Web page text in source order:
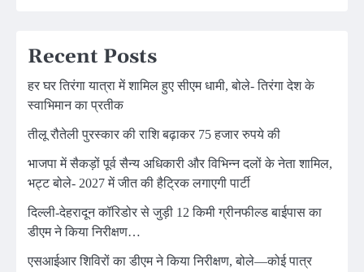
Recent Posts
हर घर तिरंगा यात्रा में शामिल हुए सीएम धामी, बोले- तिरंगा देश के
स्वाभिमान का प्रतीक
तीलू रौतेली पुरस्कार की राशि बढ़ाकर 75 हजार रुपये की
भाजपा में सैकड़ों पूर्व सैन्य अधिकारी और विभिन्न दलों के नेता शामिल,
भट्ट बोले- 2027 में जीत की हैट्रिक लगाएगी पार्टी
दिल्ली-देहरादून कॉरिडोर से जुड़ी 12 किमी ग्रीनफील्ड बाईपास का
डीएम ने किया निरीक्षण…
एसआईआर शिविरों का डीएम ने किया निरीक्षण, बोले—कोई पात्र